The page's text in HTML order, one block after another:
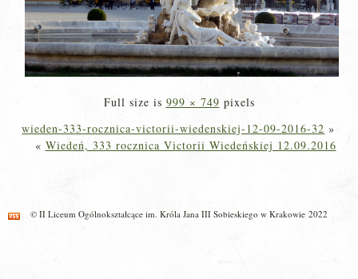
Full size is 999 × 749 pixels
wieden-333-rocznica-victorii-wiedenskiej-12-09-2016-32 »
« Wiedeń, 333 rocznica Victorii Wiedeńskiej 12.09.2016
© II Liceum Ogólnokształcące im. Króla Jana III Sobieskiego w Krakowie 2022